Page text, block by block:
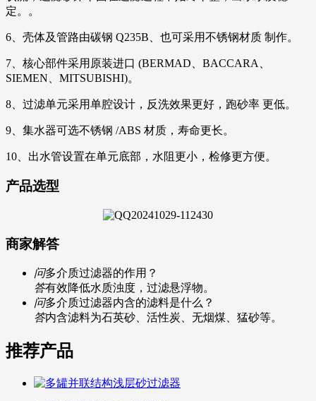
定。。
6、壳体及管路由碳钢 Q235B、也可采用不锈钢材质 制作。
7、核心部件采用原装进口 (BERMAD、BACCARA、
SIEMEN、MITSUBISHI)。
8、过滤单元采用单腔设计，反洗效果更好，跑砂率 更低。
9、集水器可选不锈钢 /ABS 材质，寿命更长。
10、出水管设置在单元底部，水阻更小，检修更方便。
产品选型
商家解答
问多介质过滤器的作用？
答有效降低水质浊度，过滤悬浮物。
问多介质过滤器内含的滤料是什么？
答内含滤料为石英砂、活性炭、无烟煤、猛砂等。
推荐产品